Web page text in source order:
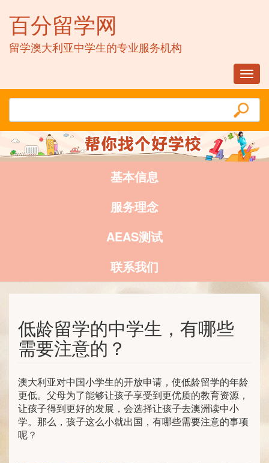
百分留学网
留学澳大利亚中学生的专业服务机构
基本信息
服务理念
AEAS测试
联系我们
低龄留学的中学生，有哪些
需要注意的？
澳大利亚对中国小学生的开放申请，使低龄留学的年龄
更低。父母为了能够让孩子享受到更优质的教育资源，
让孩子得到更好的发展，会选择让孩子去澳洲读中小
学。那么，孩子这么小就出国，有哪些需要注意的事项
呢？